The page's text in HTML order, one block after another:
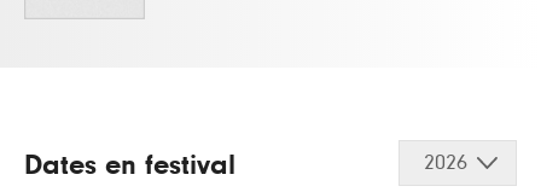
Dates en festival 2026